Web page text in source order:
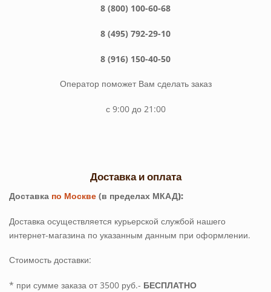
8 (800) 100-60-68
8 (495) 792-29-10
8 (916) 150-40-50
Оператор поможет Вам сделать заказ
с 9:00 до 21:00
Доставка и оплата
Доставка по Москве (в пределах МКАД):
Доставка осуществляется курьерской службой нашего
интернет-магазина по указанным данным при оформлении.
Стоимость доставки:
* при сумме заказа от 3500 руб.- БЕСПЛАТНО